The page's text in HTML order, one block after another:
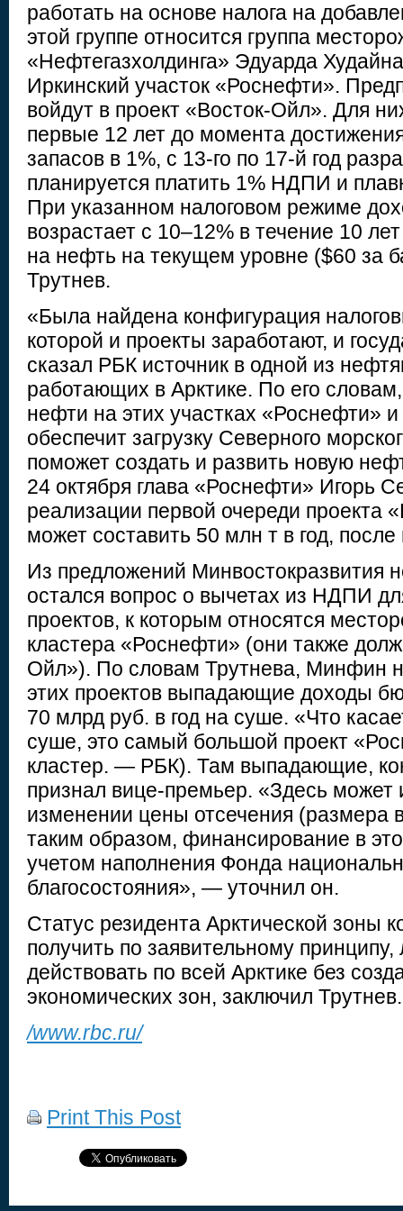
работать на основе налога на
этой группе относится группа
«Нефтегазхолдинга» Эдуарда
Иркинский участок «Роснефти».
войдут в проект «Восток-Ойл». Для
первые 12 лет до момента
запасов в 1%, с 13-го по 17-й год
планируется платить 1% НДПИ и
При указанном налоговом режиме
возрастает с 10–12% в течение 10
на нефть на текущем уровне ($60 за
Трутнев.
«Была найдена конфигурация
которой и проекты заработают, и
сказал РБК источник в одной из
работающих в Арктике. По его
нефти на этих участках «Роснефти»
обеспечит загрузку Северного
поможет создать и развить новую
24 октября глава «Роснефти» Игорь
реализации первой очереди проекта
может составить 50 млн т в год,
Из предложений Минвостокразвития
остался вопрос о вычетах из НДПИ
проектов, к которым относятся
кластера «Роснефти» (они также
Ойл»). По словам Трутнева, Минфин
этих проектов выпадающие доходы
70 млрд руб. в год на суше. «Что
суше, это самый большой проект
кластер. — РБК). Там выпадающие,
признал вице-премьер. «Здесь может
изменении цены отсечения
таким образом, финансирование в
учетом наполнения Фонда
благосостояния», — уточнил он.
Статус резидента Арктической зоны
получить по заявительному принципу,
действовать по всей Арктике без
экономических зон, заключил Трутнев.
/www.rbc.ru/
Print This Post